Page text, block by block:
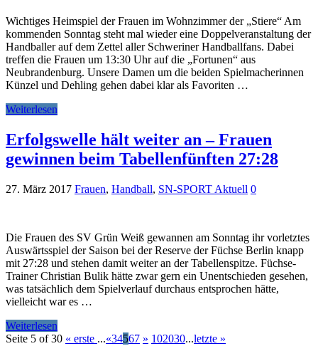
Wichtiges Heimspiel der Frauen im Wohnzimmer der „Stiere“ Am
kommenden Sonntag steht mal wieder eine Doppelveranstaltung der
Handballer auf dem Zettel aller Schweriner Handballfans. Dabei
treffen die Frauen um 13:30 Uhr auf die „Fortunen“ aus
Neubrandenburg. Unsere Damen um die beiden Spielmacherinnen
Künzel und Dehling gehen dabei klar als Favoriten …
Weiterlesen
Erfolgswelle hält weiter an – Frauen
gewinnen beim Tabellenfünften 27:28
27. März 2017 Frauen, Handball, SN-SPORT Aktuell 0
Die Frauen des SV Grün Weiß gewannen am Sonntag ihr vorletztes
Auswärtsspiel der Saison bei der Reserve der Füchse Berlin knapp
mit 27:28 und stehen damit weiter an der Tabellenspitze. Füchse-
Trainer Christian Bulik hätte zwar gern ein Unentschieden gesehen,
was tatsächlich dem Spielverlauf durchaus entsprochen hätte,
vielleicht war es …
Weiterlesen
Seite 5 of 30 « erste ...«34567 » 102030...letzte »